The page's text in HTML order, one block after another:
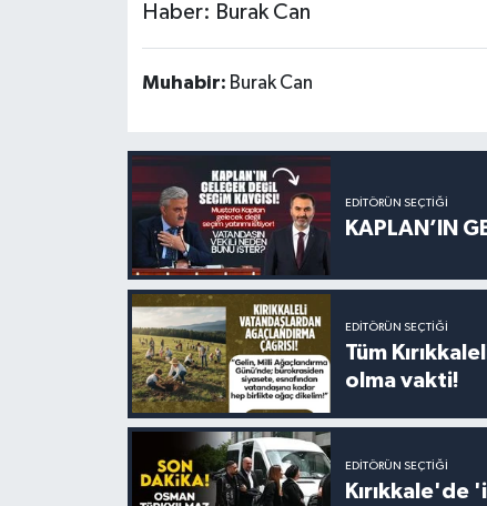
Haber: Burak Can
Muhabir: Burak Can
EDITÖRÜN SEÇTIĞI
KAPLAN’IN
EDITÖRÜN SEÇTIĞI
Tüm
olma vakti!
EDITÖRÜN SEÇTIĞI
Kırıkkale'de